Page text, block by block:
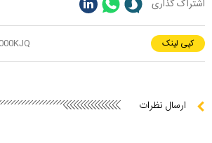
اشتراک گذاری
کپی لینک
ارسال نظرات